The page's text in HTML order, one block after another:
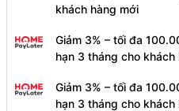
khách hàng mới
Giảm 3% – tối đa
hạn 3 tháng cho khách
Giảm 3% – tối đa
hạn 3 tháng cho khách